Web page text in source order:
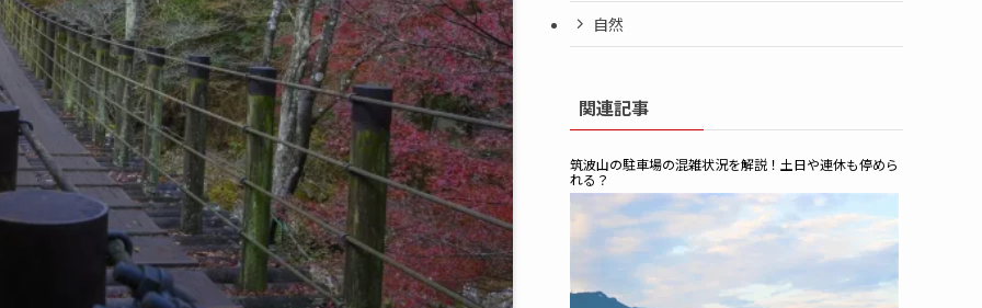
自然
関連記事
筑波山の駐車場の混雑状況を解説！土日や連休も停めら
れる？